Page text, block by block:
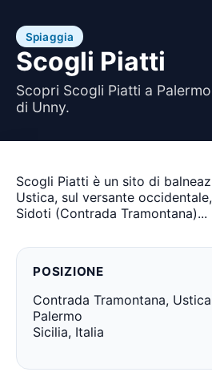
Spiaggia
Scogli Piatti
Scopri Scogli Piatti a
di Unny.
Scogli Piatti è un sito di
Ustica, sul versante
Sidoti (Contrada Tramontana)...
POSIZIONE
Contrada Tramontana, Ustica
Palermo
Sicilia, Italia